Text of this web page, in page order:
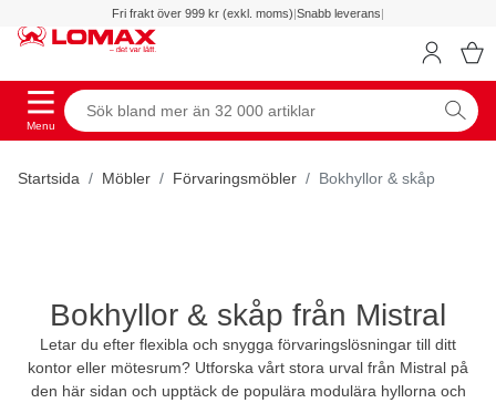
Fri frakt över 999 kr (exkl. moms)|Snabb leverans|
Menu
Startsida Möbler Förvaringsmöbler Bokhyllor & skåp
Bokhyllor & skåp från Mistral
Letar du efter flexibla och snygga förvaringslösningar till ditt
kontor eller mötesrum? Utforska vårt stora urval från Mistral på
den här sidan och upptäck de populära modulära hyllorna och